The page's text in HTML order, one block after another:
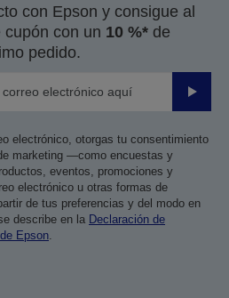
con Epson y consigue al
cupón con un 10 %* de
pedido.
Enviar
electrónico, otorgas tu consentimiento
marketing —como encuestas y
eventos, promociones y
electrónico u otras formas de
de tus preferencias y del modo en
describe en la Declaración de
Epson.